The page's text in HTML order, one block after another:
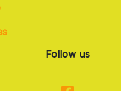
Follow us